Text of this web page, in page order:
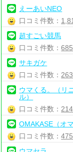
えーあいNEO
口コミ件数：
超すごい競馬
口コミ件数：
サキガケ
口コミ件数：
ウマくる。（リ
ル）
口コミ件数：
OMAKASE（オマ
口コミ件数：